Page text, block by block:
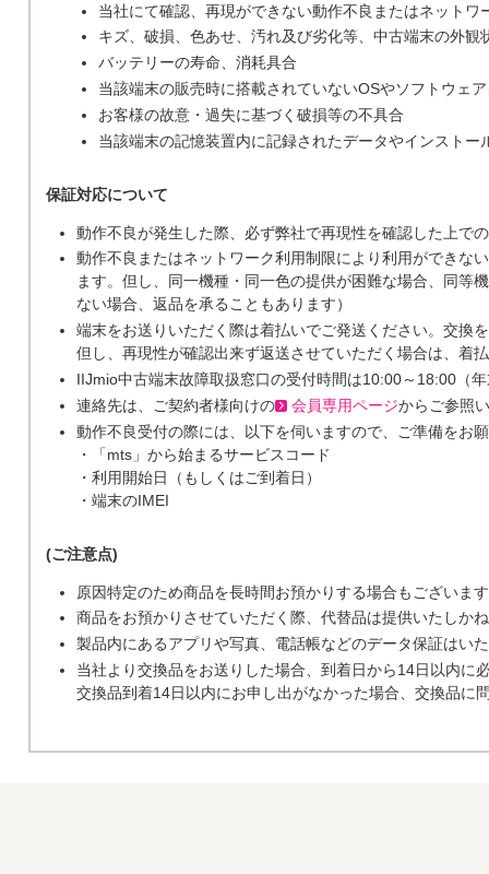
当社にて確認、再現ができない動作不良またはネット
キズ、破損、色あせ、汚れ及び劣化等、中古端末の外観
バッテリーの寿命、消耗具合
当該端末の販売時に搭載されていないOSやソフトウェ
お客様の故意・過失に基づく破損等の不具合
当該端末の記憶装置内に記録されたデータやインスト
保証対応について
動作不良が発生した際、必ず弊社で再現性を確認した上で
動作不良またはネットワーク利用制限により利用ができな
ます。但し、同一機種・同一色の提供が困難な場合、同等
ない場合、返品を承ることもあります）
端末をお送りいただく際は着払いでご発送ください。交換
但し、再現性が確認出来ず返送させていただく場合は、着
IIJmio中古端末故障取扱窓口の受付時間は10:00～18:00（
連絡先は、ご契約者様向けの
会員専用ページからご参照
動作不良受付の際には、以下を伺いますので、ご準備をお
・「mts」から始まるサービスコード
・利用開始日（もしくはご到着日）
・端末のIMEI
(ご注意点)
原因特定のため商品を長時間お預かりする場合もございます
商品をお預かりさせていただく際、代替品は提供いたしか
製品内にあるアプリや写真、電話帳などのデータ保証はい
当社より交換品をお送りした場合、到着日から14日以内に
交換品到着14日以内にお申し出がなかった場合、交換品に